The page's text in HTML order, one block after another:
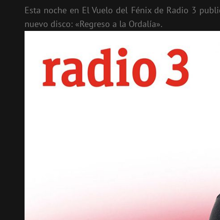
Esta noche en El Vuelo del Fénix de Radio 3
nuevo disco: «Regreso a la Ordalía».